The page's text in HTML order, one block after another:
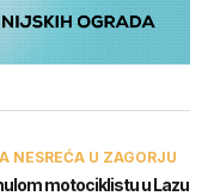
NESREĆA U ZAGORJU
motociklistu u Lazu